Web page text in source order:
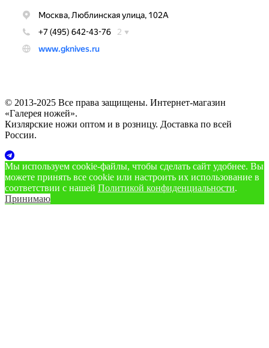
© 2013-2025 Все права защищены. Интернет-магазин
«Галерея ножей».
Кизлярские ножи оптом и в розницу. Доставка по всей
России.
Мы используем cookie‑файлы, чтобы сделать сайт удобнее. Вы
можете принять все cookie или настроить их использование в
соответствии с нашей Политикой конфиденциальности.
Принимаю